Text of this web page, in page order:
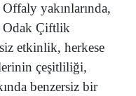
yakınlarında,
Odak Çiftlik
etkinlik, herkese
çeşitliliği,
benzersiz bir